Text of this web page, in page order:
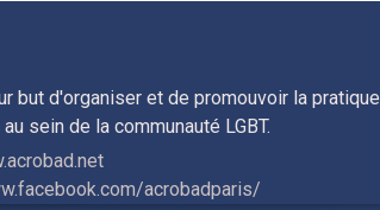
but d'organiser et de promouvoir la pratique
sein de la communauté LGBT.
acrobadparis/